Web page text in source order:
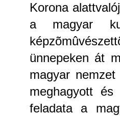
Korona
a magyar
ünnepeken át
magyar
meghagyott
feladata a